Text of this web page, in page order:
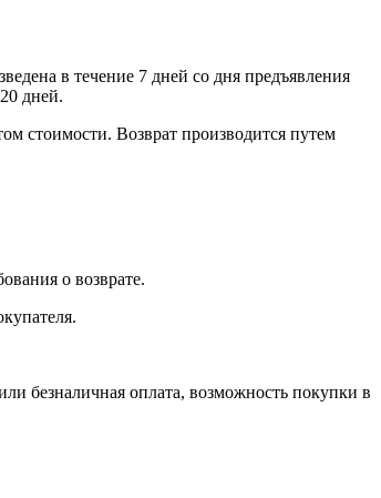
в течение 7 дней со дня предъявления
дней.
стоимости. Возврат производится путем
о возврате.
оплата, возможность покупки в